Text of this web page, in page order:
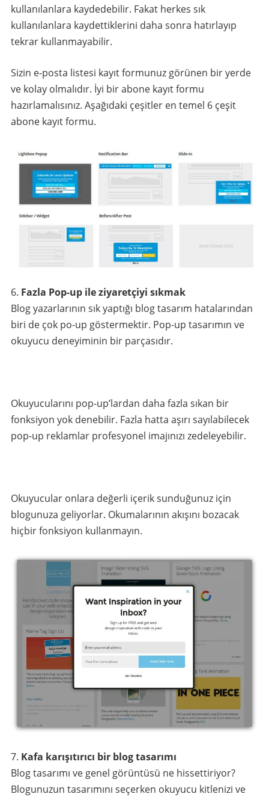
kullanılanlara kaydedebilir. Fakat herkes sık
kullanılanlara kaydettiklerini daha sonra hatırlayıp
tekrar kullanmayabilir.
Sizin e-posta listesi kayıt formunuz görünen bir yerde
ve kolay olmalıdır. İyi bir abone kayıt formu
hazırlamalısınız. Aşağıdaki çeşitler en temel 6 çeşit
abone kayıt formu.
Fazla Pop-up ile ziyaretçiyi sıkmak
Blog yazarlarının sık yaptığı blog tasarım hatalarından
biri de çok po-up göstermektir. Pop-up tasarımın ve
okuyucu deneyiminin bir parçasıdır.
Okuyucularını pop-up’lardan daha fazla sıkan bir
fonksiyon yok denebilir. Fazla hatta aşırı sayılabilecek
pop-up reklamlar profesyonel imajınızı zedeleyebilir.
Okuyucular onlara değerli içerik sunduğunuz için
blogunuza geliyorlar. Okumalarının akışını bozacak
hiçbir fonksiyon kullanmayın.
Kafa karışıtırıcı bir blog tasarımı
Blog tasarımı ve genel görüntüsü ne hissettiriyor?
Blogunuzun tasarımını seçerken okuyucu kitlenizi ve